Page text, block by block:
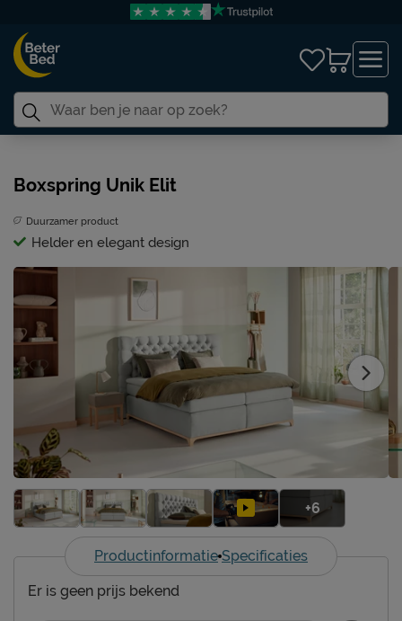
Boxspring Unik Elit
Duurzamer product
Helder en elegant design
+6
Productinformatie Specificaties
Er is geen prijs bekend